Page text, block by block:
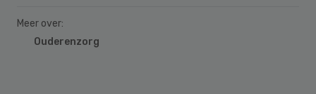
Meer over:
Ouderenzorg